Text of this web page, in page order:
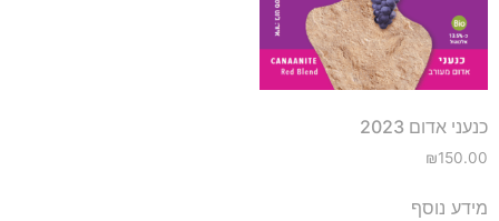
כנעני אדום 2023
₪150.00
מידע נוסף